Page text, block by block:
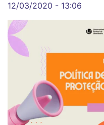
12/03/2020 - 13:06